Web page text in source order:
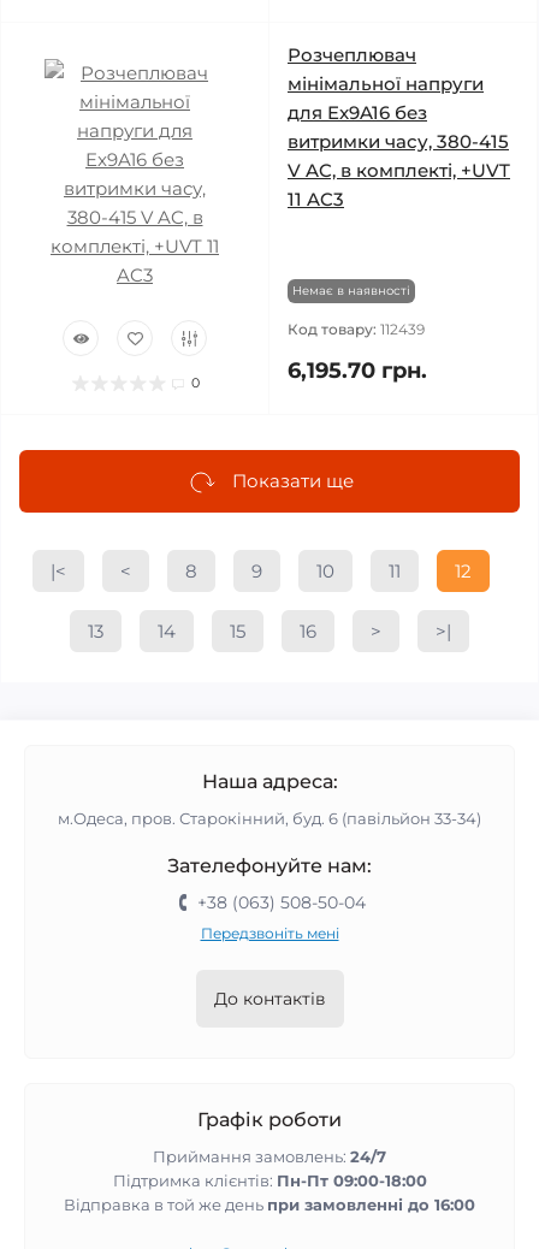
0
Розчеплювач
мінімальної напруги
для Ex9A16 без
витримки часу, 380-415
V AC, в комплекті, +UVT
11 AC3
Немає в наявності
Код товару: 112439
6,195.70 грн.
Показати ще
|< < 8 9 10 11 12
13 14 15 16 > >|
Наша адреса:
м.Одеса, пров. Старокінний, буд. 6 (павільйон 33-34)
Зателефонуйте нам:
+38 (063) 508-50-04
Передзвоніть мені
До контактів
Графік роботи
Приймання замовлень: 24/7
Підтримка клієнтів: Пн-Пт 09:00-18:00
Відправка в той же день при замовленні до 16:00